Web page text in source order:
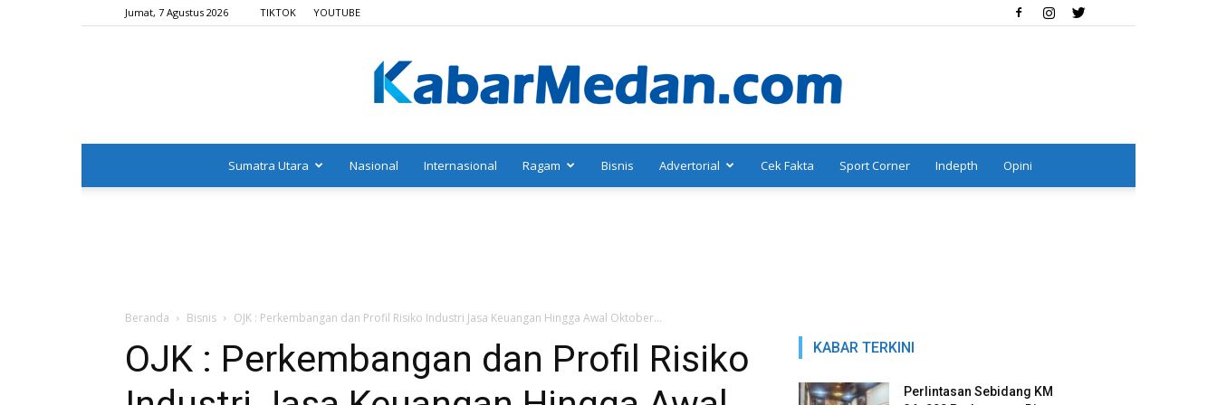
Jumat, 7 Agustus 2026 TIKTOK YOUTUBE
Sumatra Utara Nasional Internasional Ragam Bisnis Advertorial Cek Fakta Sport Corner Indepth Opini
Beranda Bisnis OJK : Perkembangan dan Profil Risiko Industri Jasa Keuangan Hingga Awal Oktober...
OJK : Perkembangan dan Profil Risiko
KABAR TERKINI
Perlintasan Sebidang KM